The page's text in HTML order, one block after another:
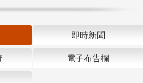
即時新聞
電子布告欄